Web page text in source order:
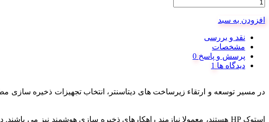
افزودن به سبد
نقد و بررسی
مشخصات
پرسش و پاسخ
دیدگاه ها
در مسیر توسعه و ارتقاء زیرساخت های دیتاسنتر، انتخاب تجهیزات ذخیره
استوک HP هستند، معمولا نیازمند راهکارهای ذخیره سازی هوشمند نیز می باشند. در این میان، گزینه هایی همچون خرید